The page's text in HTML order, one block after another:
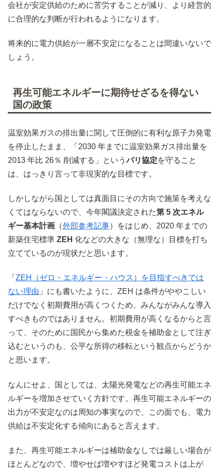
会社が安定供給のために苦労することが減り、より経営的
に合理的な判断が行われるようになります。
将来的に電力供給が一層不安定になることは間違いないで
しょう。
再生可能エネルギーに期待せざるを得ない
国の政策
温室効果ガスの排出量に関して圧倒的に有利な原子力発電
を停止したまま、「2030 年までに温室効果ガス排出量を
2013 年比 26％ 削減する」というパリ協定を守ること
は、はっきり言って非現実的な目標です。
しかしながら国としては真面目にその方向で施策を考えな
くてはならないので、今年閣議決定された第 5 次エネル
ギー基本計画 （外部参考記事）をはじめ、2020 年までの
新築住宅標準 ZEH 化などの大きな（無理な）目標を打ち
立てているのが現状だと思います。
「 ZEH（ゼロ・エネルギー・ハウス）を目指すべきでは
ない理由 」にも書いたように、ZEH は条件がややこしい
だけでなく初期費用が高くつくため、みんながみんな導入
すべきものではありません。初期費用が高くなるからと言
って、そのために国民から集めた税金を補助金として注ぎ
込むというのも、公平な所得の移転という観点からどうか
と思います。
なんにせよ、国としては、太陽光発電などの再生可能エネ
ルギーを増加させていく方針です。再生可能エネルギーの
出力が不安定なのは周知の事実なので、この面でも、電力
供給は不安定化する傾向にあると言えます。
また、再生可能エネルギーは補助金なしでは厳しい場合が
ほとんどなので、増やせば増やすほど発電コストは上が